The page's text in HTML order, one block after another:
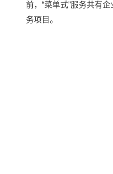
前，“菜单式”服务共有
务项目。